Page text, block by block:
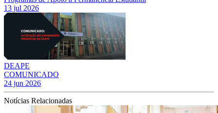
13 jul 2026
DEAPE
COMUNICADO
24 jun 2026
Notícias Relacionadas